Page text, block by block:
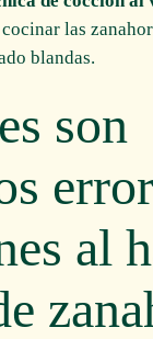
las
blandas.
son
al